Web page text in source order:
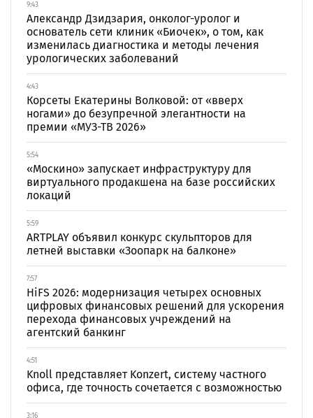
9:43
Александр Дзидзария, онколог-уролог и
основатель сети клиник «Биочек», о том, как
изменилась диагностика и методы лечения
урологических заболеваний
4:43
Корсеты Екатерины Волковой: от «вверх
ногами» до безупречной элегантности на
премии «МУЗ-ТВ 2026»
5:54
«Москино» запускает инфраструктуру для
виртуального продакшена на базе российских
локаций
5:59
ARTPLAY объявил конкурс скульпторов для
летней выставки «Зоопарк на балконе»
7:57
HiFS 2026: модернизация четырех основных
цифровых финансовых решений для ускорения
перехода финансовых учреждений на
агентский банкинг
4:51
Knoll представляет Konzert, систему частного
офиса, где точность сочетается с возможностью
3:16